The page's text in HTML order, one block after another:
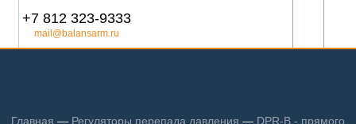
+7 812 323-9333
mail@balansarm.ru
Главная — Регуляторы перепада давления — DPR-B - прямого